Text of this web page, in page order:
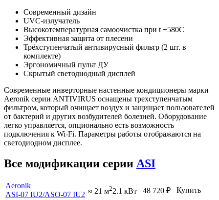
Современный дизайн
UVC-излучатель
Высокотемпературная самоочистка при t +580С
Эффективная защита от плесени
Трёхступенчатый антивирусный фильтр (2 шт. в
комплекте)
Эргономичный пульт ДУ
Скрытый светодиодный дисплей
Современные инверторные настенные кондиционеры марки
Aeronik серии ANTIVIRUS оснащены трехступенчатым
фильтром, который очищает воздух и защищает пользователей
от бактерий и других возбудителей болезней. Оборудование
легко управляется, опционально есть возможность
подключения к Wi-Fi. Параметры работы отображаются на
светодиодном дисплее.
Все модификации серии ASI
Aeronik
ASI-07 IU2/ASO-07 IU2 ≈ 21 м22.1 кВт 48 720 ₽
Купить